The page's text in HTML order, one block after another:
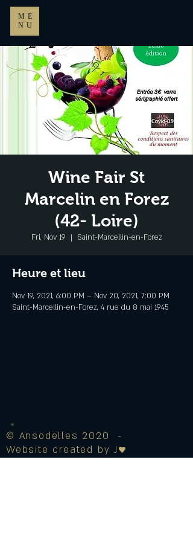
ME
NU
Wine Fair St
Marcelin en Forez
(42- Loire)
Fri, Nov 19
  |
Saint-Marcellin-en-Forez
Heure et lieu
Nov 19, 2021, 6:00 PM – Nov 20, 2021, 7:00 PM
Saint-Marcellin-en-Forez, 4 rue du 8 mai 1945
© Ansodelles 2020 -
Website created by J♥